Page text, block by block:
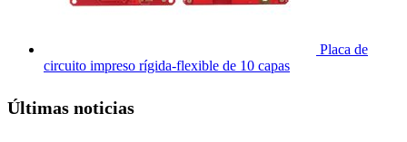
Placa de
circuito impreso rígida-flexible de 10 capas
Últimas noticias